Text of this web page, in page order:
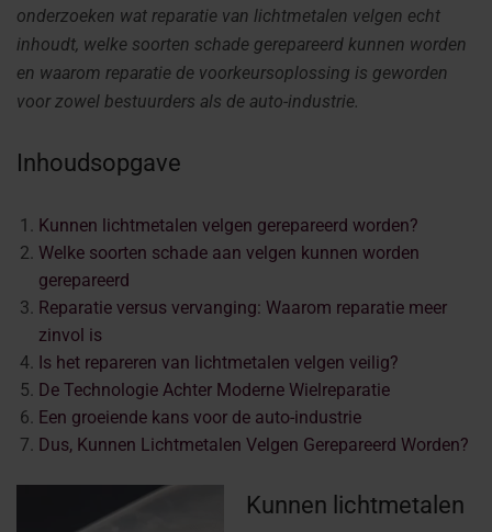
onderzoeken wat reparatie van lichtmetalen velgen echt
inhoudt, welke soorten schade gerepareerd kunnen worden
en waarom reparatie de voorkeursoplossing is geworden
voor zowel bestuurders als de auto-industrie.
Inhoudsopgave
Kunnen lichtmetalen velgen gerepareerd worden?
Welke soorten schade aan velgen kunnen worden
gerepareerd
Reparatie versus vervanging: Waarom reparatie meer
zinvol is
Is het repareren van lichtmetalen velgen veilig?
De Technologie Achter Moderne Wielreparatie
Een groeiende kans voor de auto-industrie
Dus, Kunnen Lichtmetalen Velgen Gerepareerd Worden?
Kunnen lichtmetalen